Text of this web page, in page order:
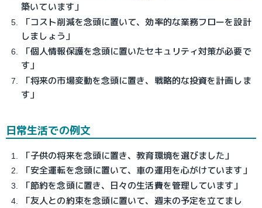
築いています」
「コスト削減を念頭に置いて、効率的な業務フローを設計
しましょう」
「個人情報保護を念頭に置いたセキュリティ対策が必要で
す」
「将来の市場変動を念頭に置き、戦略的な投資を計画しま
す」
日常生活での例文
「子供の将来を念頭に置き、教育環境を選びました」
「安全運転を念頭に置いて、車の運用を心がけています」
「節約を念頭に置き、日々の生活費を管理しています」
「友人との約束を念頭に置いて、週末の予定を立てまし